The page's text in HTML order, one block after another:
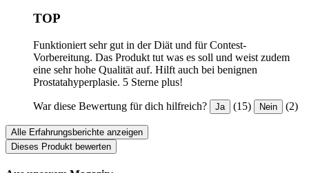
TOP
Funktioniert sehr gut in der Diät und für Contest-
Vorbereitung. Das Produkt tut was es soll und weist zudem
eine sehr hohe Qualität auf. Hilft auch bei benignen
Prostatahyperplasie. 5 Sterne plus!
War diese Bewertung für dich hilfreich? Ja (15) Nein (2)
Alle Erfahrungsberichte anzeigen
Dieses Produkt bewerten